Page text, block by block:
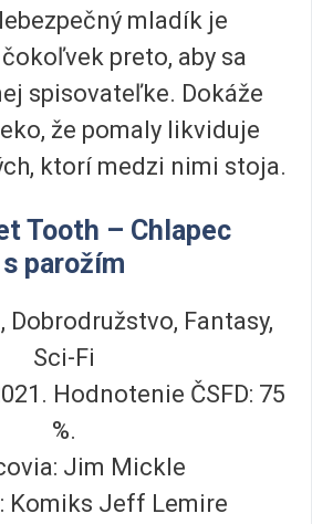
mladík je
preto, aby sa
spisovateľke. Dokáže
že pomaly likviduje
ktorí medzi nimi stoja.
Tooth – Chlapec
s parožím
Dobrodružstvo, Fantasy,
Sci-Fi
Hodnotenie ČSFD: 75
%.
Jim Mickle
Komiks Jeff Lemire